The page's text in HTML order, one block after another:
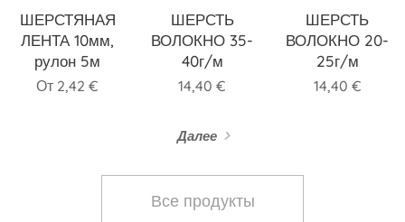
ШЕРСТЯНАЯ
ЛЕНТА 10мм,
рулон 5м
От 2,42 €
ШЕРСТЬ
ВОЛОКНО 35-
40г/м
14,40 €
ШЕРСТЬ
ВОЛОКНО 20-
25г/м
14,40 €
Далее
Все продукты